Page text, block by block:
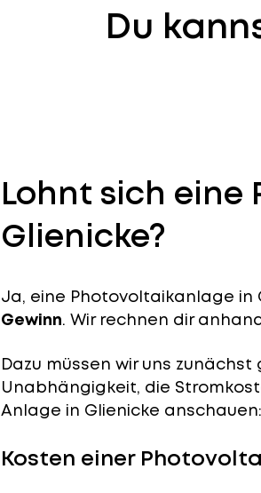
Du
Lohnt sich
Glienicke?
Ja, eine Photovoltaikanlage in
Gewinn. Wir rechnen dir
Dazu müssen wir uns
Unabhängigkeit, die
Anlage in Glienicke anschauen:
Kosten einer